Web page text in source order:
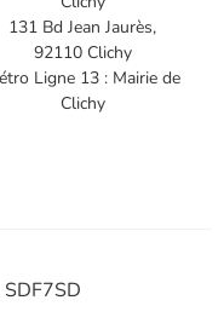
131 Bd Jean Jaurès,
92110 Clichy
Ligne 13 : Mairie de
Clichy